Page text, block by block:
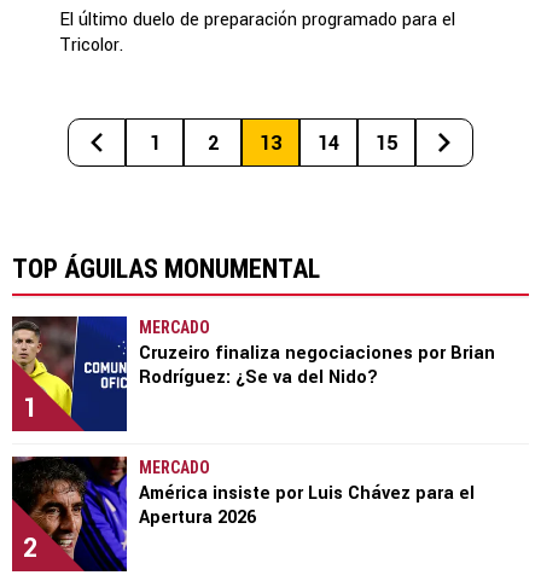
El último duelo de preparación programado para el
Tricolor.
1 2 13 14 15
TOP ÁGUILAS MONUMENTAL
1
MERCADO
Cruzeiro finaliza negociaciones por Brian
Rodríguez: ¿Se va del Nido?
2
MERCADO
América insiste por Luis Chávez para el
Apertura 2026